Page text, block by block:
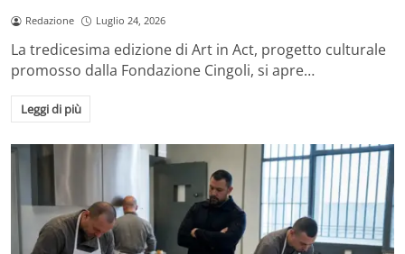
Redazione Luglio 24, 2026
La tredicesima edizione di Art in Act, progetto culturale
promosso dalla Fondazione Cingoli, si apre…
Leggi di più